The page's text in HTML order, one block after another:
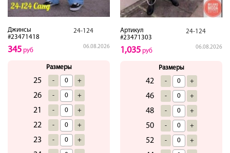
Джинсы
#23471418
24-124
06.08.2026
345 руб
Размеры
25 - +
26 - +
21 - +
22 - +
23 - +
Артикул
#23471303
24-124
06.08.2026
1,035 руб
Размеры
42 - +
46 - +
48 - +
50 - +
52 - +